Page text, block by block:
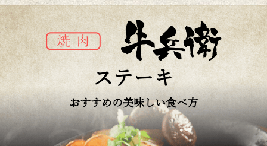
ステーキ
おすすめの美味しい食べ方